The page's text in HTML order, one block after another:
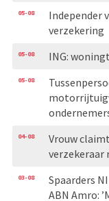
05-08
Independer
verzekering
05-08 ING:
05-08
04-08
Vrouw
verzekeraar
03-08
Spaarders
ABN Amro: